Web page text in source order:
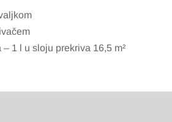
1 l u sloju prekriva 16,5 m²